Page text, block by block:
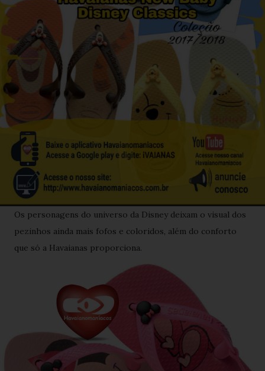
Os personagens do universo da Disney deixam o visual dos
pezinhos ainda mais fofos e coloridos, além do conforto
que só a Havaianas proporciona.